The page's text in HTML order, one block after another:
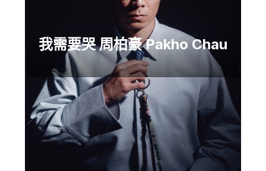
我需要哭 周柏豪 Pakho Chau